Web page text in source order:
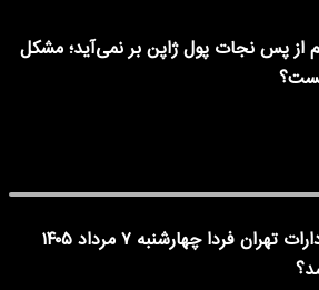
از پس نجات پول ژاپن بر نمی‌آید؛ مشکل
فوری | ادارات تهران فردا چهارشنبه ۷ مرداد ۱۴۰۵